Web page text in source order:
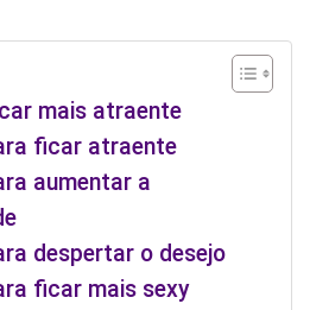
mais atraente
ficar atraente
aumentar a
despertar o desejo
ficar mais sexy